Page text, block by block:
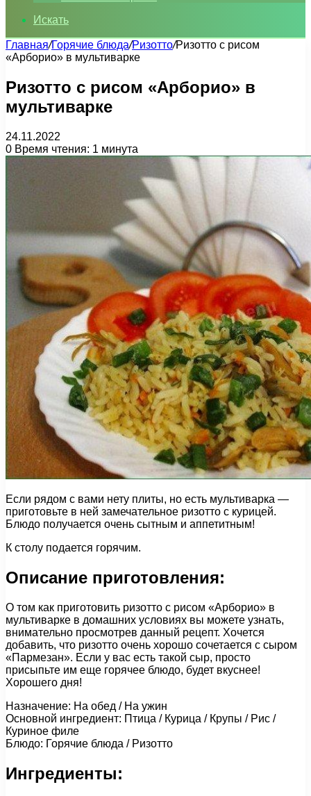
Искать
Главная/Горячие блюда/Ризотто/Ризотто с рисом
«Арборио» в мультиварке
Ризотто с рисом «Арборио» в
мультиварке
24.11.2022
0 Время чтения: 1 минута
Если рядом с вами нету плиты, но есть мультиварка —
приготовьте в ней замечательное ризотто с курицей.
Блюдо получается очень сытным и аппетитным!
К столу подается горячим.
Описание приготовления:
О том как приготовить ризотто с рисом «Арборио» в
мультиварке в домашних условиях вы можете узнать,
внимательно просмотрев данный рецепт. Хочется
добавить, что ризотто очень хорошо сочетается с сыром
«Пармезан». Если у вас есть такой сыр, просто
присыпьте им еще горячее блюдо, будет вкуснее!
Хорошего дня!
Назначение: На обед / На ужин
Основной ингредиент: Птица / Курица / Крупы / Рис /
Куриное филе
Блюдо: Горячие блюда / Ризотто
Ингредиенты: